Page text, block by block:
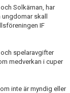
Solkärnan, har
skall
IF
spelaravgifter
medverkan i cuper
inte är myndig eller